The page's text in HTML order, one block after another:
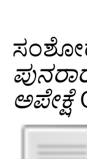
ಅಪೇಕ್ಷೆ